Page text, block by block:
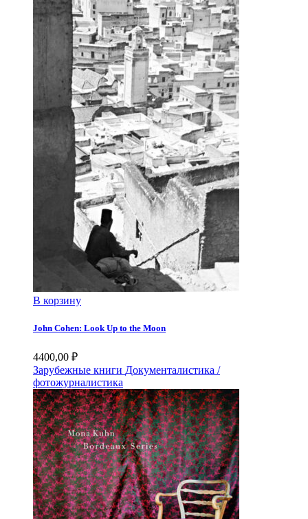
В корзину
John Cohen: Look Up to the Moon
4400,00 ₽
Зарубежные книги Документалистика /
фотожурналистика